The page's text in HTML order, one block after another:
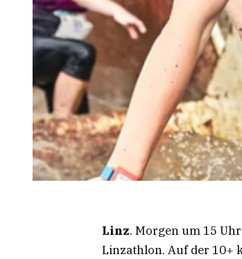
Linz. Morgen um 15
Linzathlon. Auf der 10+